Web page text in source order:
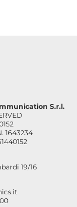
S.r.l.
1643234
19/16